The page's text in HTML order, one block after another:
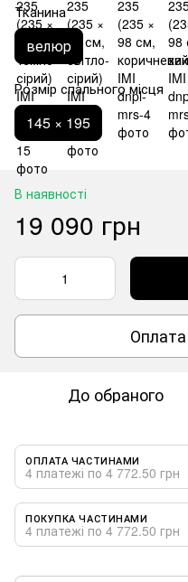
Тканина
велюр
Розмір спального місця
145 × 195
В наявності
19 090 грн
До обраного
ОПЛАТА ЧАСТИНАМИ
4 платежі по 4 772.50 грн
ПОКУПКА ЧАСТИНАМИ
4 платежі по 4 772.50 грн